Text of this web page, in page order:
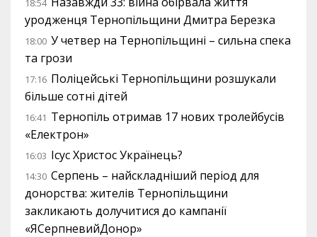
18:54
уродженця Тернопільщини Дмитра Березка
18:00 У четвер на Тернопільщині – сильна спека
та грози
17:16 Поліцейські Тернопільщини розшукали
більше сотні дітей
16:41 Тернопіль отримав 17 нових тролейбусів
«Електрон»
16:03 Ісус Христос Українець?
14:30 Серпень – найскладніший період для
донорства: жителів Тернопільщини
закликають долучитися до кампанії
«ЯСерпневийДонор»